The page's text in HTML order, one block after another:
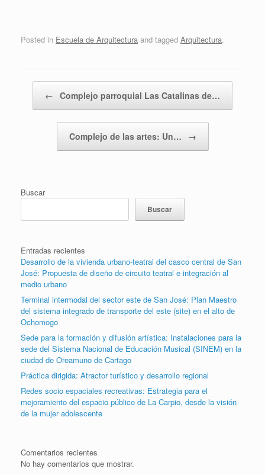
Posted in Escuela de Arquitectura and tagged Arquitectura.
← Complejo parroquial Las Catalinas de…
Complejo de las artes: Un… →
Buscar
Buscar
Entradas recientes
Desarrollo de la vivienda urbano-teatral del casco central de San
José: Propuesta de diseño de circuito teatral e integración al
medio urbano
Terminal intermodal del sector este de San José: Plan Maestro
del sistema integrado de transporte del este (site) en el alto de
Ochomogo
Sede para la formación y difusión artística: Instalaciones para la
sede del Sistema Nacional de Educación Musical (SINEM) en la
ciudad de Oreamuno de Cartago
Práctica dirigida: Atractor turístico y desarrollo regional
Redes socio espaciales recreativas: Estrategia para el
mejoramiento del espacio público de La Carpio, desde la visión
de la mujer adolescente
Comentarios recientes
No hay comentarios que mostrar.